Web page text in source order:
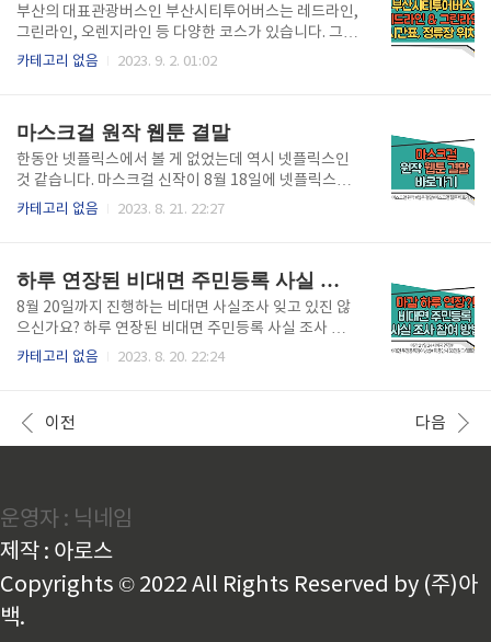
V, MUTV 통해 내가 보고 싶은 해외 축구, 프리미어리
그 중계를 모바일과 PC를 통해 손쉽게 시청하실 수 있
습니다. 모바일이나 PC를 통해 내가 응원하는 해외리그
중계, 생중계 궁금하지 않으신가요? 힘들게 이곳저곳
가기 M..
부산의 대표관광버스인 부산시티투어버스는 레드라인,
그린라인, 오렌지라인 등 다양한 코스가 있습니다. 그중
에서 가장 인기가 많은 레드라인과 그린라인의 정류장
티투어버스 레드라인 정류장 위치 및 시간표 부산하면
생각나는 다양한 대표명소들이 있습니다. 멋진 바다뷰
를 볼 수 있는 레드라인은 부산시티투어버스의 다양한
관광라인 중에서 가장 사람들에게 사랑받는 시티투어
버스라인입니다. 레드라인 시간표&정류장 위치 보기
유명한 쇼핑몰로 가득 찬 센텀시티를 둘러볼 수 ..
카테고리 없음 2023. 9. 2. 01:02
마스크걸 원작 웹툰 결말
한동안 넷플릭스에서 볼 게 없었는데 역시 넷플릭스인
것 같습니다. 마스크걸 신작이 8월 18일에 넷플릭스에
단독오픈했죠? 이번 대박작품이 예상되는 마스크걸 원
목차 마스크걸 원작 웹툰 바로가기 8월 18일에 넷플릭
스 단독 공개를 한 마스크걸이 보셨나요? 원작의 결말
과는 비슷하지만 마스크걸을 재밌게 보셨다면? 원작을
보시는 것도 추천합니다. 3년간 연재되었던 마스크걸
모미 여자주인공의 파란만장한 스토리를 즐겨보세요.
가요? 마스크걸 원작웹툰 바로가기 3개의 이름으로 3
번의 인생을 살아가면서 3번의 ..
카테고리 없음 2023. 8. 21. 22:27
하루 연장된 비대면 주민등록 사실 조사 참여 방법
8월 20일까지 진행하는 비대면 사실조사 잊고 있진 않
으신가요? 하루 연장된 비대면 주민등록 사실 조사 참
여 방법 알려드립니다. 마감 전에 안 하시면 우리 집으
면 주민등록 사실 조사 신청 하시길 바랍니다. 5분도 안
걸려요! 목차 비대면 주민등록 사실 조사 참여 방법 8/2
무원들이 가정 내로 오게 됩니다. 10/10까지 까지 통장
방문을 통해 진행된다고 하니 모바일 정부 24시를 통해
비대면으로 주민등록 사실 조사참여를 마무리해야 합
니다. 편하게 집에..
카테고리 없음 2023. 8. 20. 22:24
이전 다음
운영자 : 닉네임
제작 : 아로스
Copyrights © 2022 All Rights Reserved by (주)아
백.